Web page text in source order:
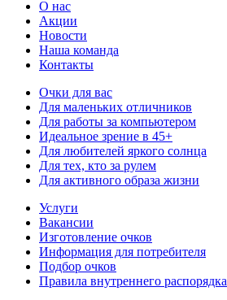
О нас
Акции
Новости
Наша команда
Контакты
Очки для вас
Для маленьких отличников
Для работы за компьютером
Идеальное зрение в 45+
Для любителей яркого солнца
Для тех, кто за рулем
Для активного образа жизни
Услуги
Вакансии
Изготовление очков
Информация для потребителя
Подбор очков
Правила внутреннего распорядка